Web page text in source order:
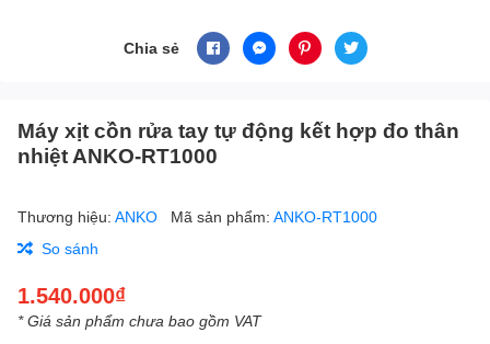
Chia sẻ
Máy xịt cồn rửa tay tự động kết hợp đo thân
nhiệt ANKO-RT1000
Thương hiệu: ANKO Mã sản phẩm: ANKO-RT1000
So sánh
1.540.000₫
* Giá sản phẩm chưa bao gồm VAT